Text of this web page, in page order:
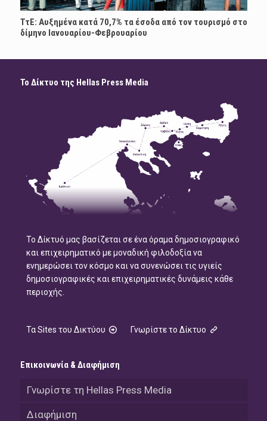
ΤτΕ: Αυξημένα κατά 70,7% τα έσοδα από τον τουρισμό στο
δίμηνο Ιανουαρίου-Φεβρουαρίου
Το Δίκτυο της Hellas Press Media
Το Δίκτυό μας βασίζεται σε ένα όραμα δημοσιογραφικό
και επιχειρηματικό με μοναδική φιλοδοξία να
ενημερώσει τον κόσμο και να συνενώσει τις υγιείς
δημοσιογραφικές και επιχειρηματικές δυνάμεις κάθε
περιοχής.
Τα Sites του Δικτύου Γνωρίστε το Δίκτυο
Επικοινωνία & Διαφήμιση
Γνωρίστε τη Hellas Press Media
Διαφήμιση